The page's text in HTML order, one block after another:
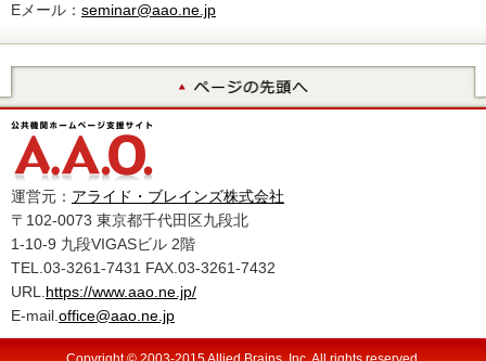
Eメール： seminar@aao.ne.jp
運営元： アライド・ブレインズ株式会社
〒102-0073 東京都千代田区九段北
1-10-9 九段VIGASビル 2階
TEL.03-3261-7431 FAX.03-3261-7432
URL. https://www.aao.ne.jp/
E-mail. office@aao.ne.jp